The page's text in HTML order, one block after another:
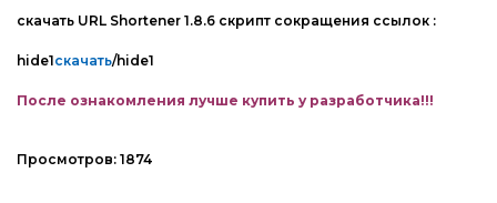
скачать URL Shortener 1.8.6 скрипт сокращения ссылок :
hide1скачать/hide1
После ознакомления лучше купить у разработчика!!!
Просмотров: 1874